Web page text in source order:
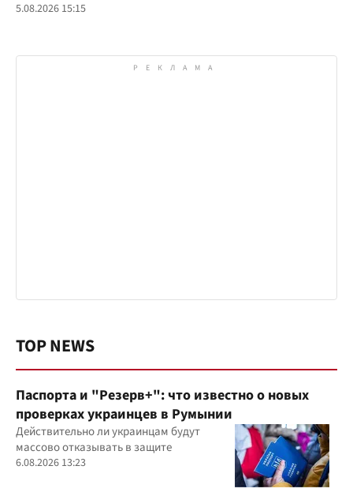
5.08.2026 15:15
TOP NEWS
Паспорта и "Резерв+": что известно о новых
проверках украинцев в Румынии
Действительно ли украинцам будут
массово отказывать в защите
6.08.2026 13:23